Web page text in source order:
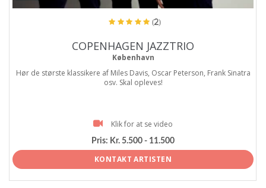
(2)
COPENHAGEN JAZZTRIO
København
Hør de største klassikere af Miles Davis, Oscar Peterson, Frank Sinatra
osv. Skal opleves!
Klik for at se video
Pris: Kr. 5.500 - 11.500
KONTAKT ARTISTEN